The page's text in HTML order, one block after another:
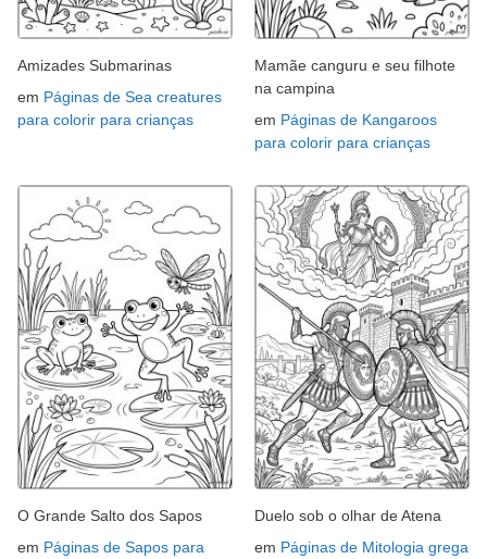
Amizades Submarinas
em Páginas de Sea creatures
para colorir para crianças
Mamãe canguru e seu filhote
na campina
em Páginas de Kangaroos
para colorir para crianças
O Grande Salto dos Sapos
em Páginas de Sapos para
Duelo sob o olhar de Atena
em Páginas de Mitologia grega